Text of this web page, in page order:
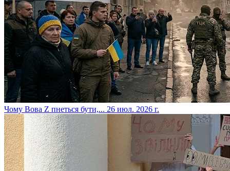
​Чому Вова Z пнеться бути,... 26 июл. 2026 г.